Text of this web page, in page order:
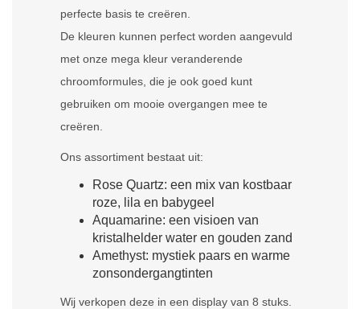
perfecte basis te creëren.
De kleuren kunnen perfect worden aangevuld
met onze mega kleur veranderende
chroomformules, die je ook goed kunt
gebruiken om mooie overgangen mee te
creëren.
Ons assortiment bestaat uit:
Rose Quartz: een mix van kostbaar
roze, lila en babygeel
Aquamarine: een visioen van
kristalhelder water en gouden zand
Amethyst: mystiek paars en warme
zonsondergangtinten
Wij verkopen deze in een display van 8 stuks.